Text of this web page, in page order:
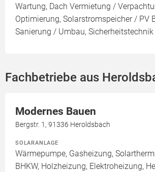
Wartung, Dach Vermietung /
Optimierung, Solarstromspeicher / PV
Sanierung / Umbau, Sicherheitstechnik
Fachbetriebe aus
Modernes Bauen
Bergstr. 1, 91336 Heroldsbach
SOLARANLAGE
Wärmepumpe, Gasheizung,
BHKW, Holzheizung, Elektroheizung,